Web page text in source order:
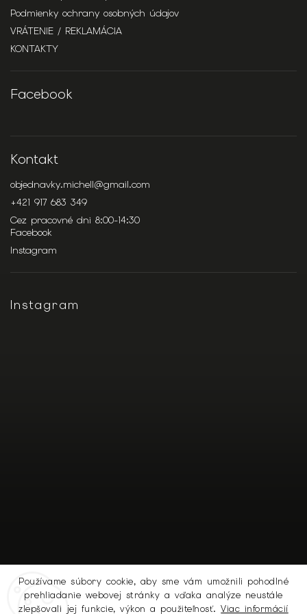
Používame súbory cookie, aby sme vám umožnili pohodlné
prehliadanie webovej stránky a vďaka analýze neustále
zlepšovali jej funkcie, výkon a použiteľnosť.Viac informácií
Podmienky ochrany osobných údajov
VRÁTENIE / REKLAMÁCIA
KONTAKTY
Facebook
Kontakt
objednavky.michell@gmail.com
+421 917 683 349
Cez pracovné dni 8:00-14:30
Facebook
Instagram
Instagram
Sledovať na Instagrame